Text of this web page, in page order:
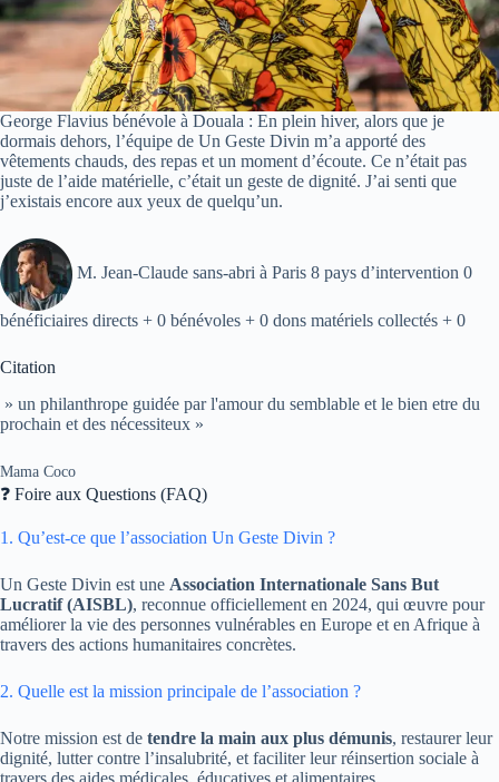
George Flavius bénévole à Douala : En plein hiver, alors que je
dormais dehors, l’équipe de Un Geste Divin m’a apporté des
vêtements chauds, des repas et un moment d’écoute. Ce n’était pas
juste de l’aide matérielle, c’était un geste de dignité. J’ai senti que
j’existais encore aux yeux de quelqu’un.
M. Jean-Claude sans-abri à Paris 8 pays d’intervention 0
bénéficiaires directs + 0 bénévoles + 0 dons matériels collectés + 0
Citation
» un philanthrope guidée par l'amour du semblable et le bien etre du
prochain et des nécessiteux »
Mama Coco
❓ Foire aux Questions (FAQ)
1. Qu’est-ce que l’association Un Geste Divin ?
Un Geste Divin est une Association Internationale Sans But
Lucratif (AISBL), reconnue officiellement en 2024, qui œuvre pour
améliorer la vie des personnes vulnérables en Europe et en Afrique à
travers des actions humanitaires concrètes.
2. Quelle est la mission principale de l’association ?
Notre mission est de tendre la main aux plus démunis, restaurer leur
dignité, lutter contre l’insalubrité, et faciliter leur réinsertion sociale à
travers des aides médicales, éducatives et alimentaires.